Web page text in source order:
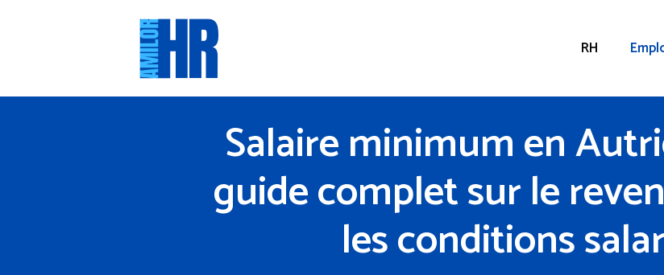
RH
Salaire minimum en
guide complet sur le
les conditions